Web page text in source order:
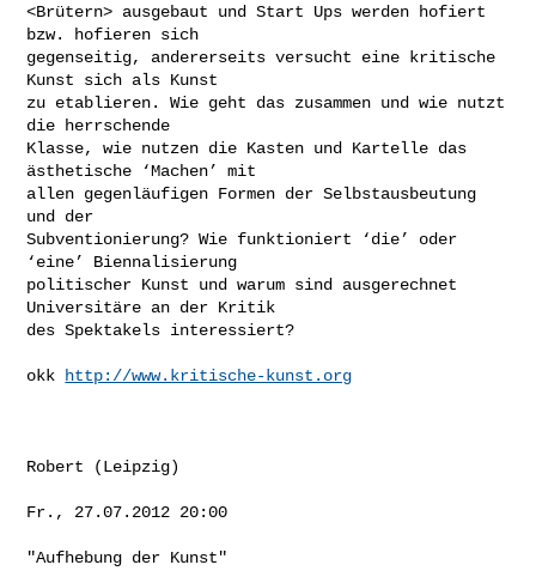
<Brütern> ausgebaut und Start Ups werden hofiert
bzw. hofieren sich
gegenseitig, andererseits versucht eine kritische
Kunst sich als Kunst
zu etablieren. Wie geht das zusammen und wie nutzt
die herrschende
Klasse, wie nutzen die Kasten und Kartelle das
ästhetische ‘Machen’ mit
allen gegenläufigen Formen der Selbstausbeutung
und der
Subventionierung? Wie funktioniert ‘die’ oder
‘eine’ Biennalisierung
politischer Kunst und warum sind ausgerechnet
Universitäre an der Kritik
des Spektakels interessiert?
okk http://www.kritische-kunst.org
Robert (Leipzig)
Fr., 27.07.2012 20:00
"Aufhebung der Kunst"